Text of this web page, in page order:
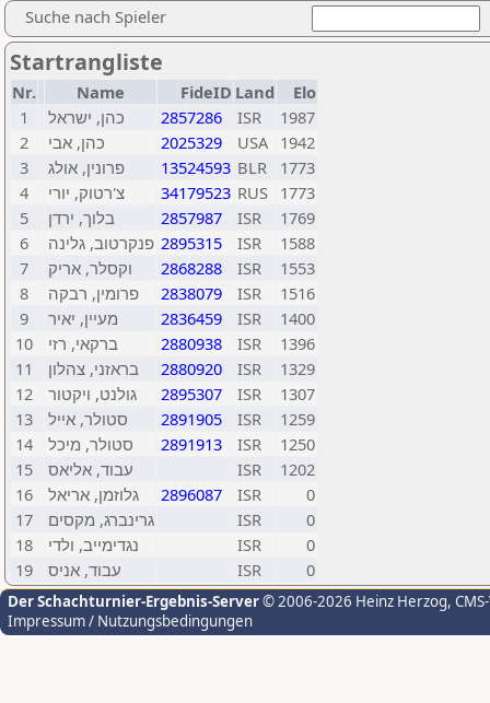
Suche nach Spieler
Startrangliste
Nr. Name FideID Land
Elo
1
כהן, ישראל 2857286 ISR
1987
2
כהן, אבי 2025329 USA 1942
3
פרונין, אולג 13524593 BLR
1773
4
צ'רטוק, יורי 34179523 RUS 1773
5
בלוך, ירדן 2857987 ISR
1769
6
פנקרטוב, גלינה 2895315 ISR
1588
7
וקסלר, אריק 2868288 ISR
1553
8
פרומין, רבקה 2838079 ISR
1516
9
מעיין, יאיר 2836459 ISR
1400
10
ברקאי, רזי 2880938 ISR
1396
11
בראזני, צהלון 2880920 ISR
1329
12
גולנט, ויקטור 2895307 ISR
1307
13
סטולר, אייל 2891905 ISR
1259
14
סטולר, מיכל 2891913 ISR
1250
15
עבוד, אליאס ISR
1202
16
גלוזמן, אריאל 2896087 ISR
0
17
גרינברג, מקסים ISR
0
18
נגדימייב, ולדי ISR
0
19
עבוד, אניס ISR 0
Der Schachturnier-Ergebnis-Server© 2006-2026 Heinz Herzog,
Impressum / Nutzungsbedingungen